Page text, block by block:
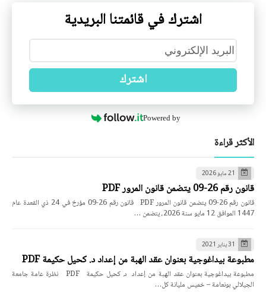
اشترك في قائمتنا البريدية
اشترك
Powered by
الأكثر قراءة
21 مايو 2026
قانون رقم 26-09 يتضمن قانون المرور PDF
قانون رقم 26-09 يتضمن قانون المرور PDF قانون رقم 26-09 مؤرخ في 24 ذي القعدة عام
1447 الموافق 12 مايو سنة 2026، يتضمن …
31 يناير 2021
مطبوعة بيداغوجية بعنوان عقد الهبة من إعداد د. كحيل حكيمة PDF
مطبوعة بيداغوجية بعنوان عقد الهبة من إعداد د. كحيل حكيمة PDF نظرة عامة جامعة
الجيلالي بونعامة – خميس مليانة كل…